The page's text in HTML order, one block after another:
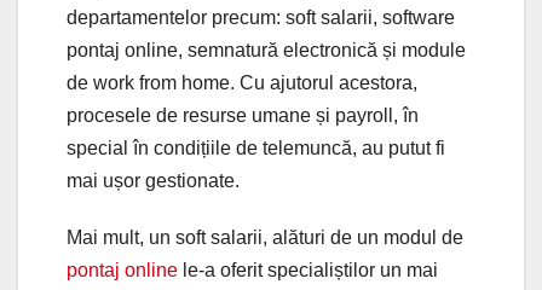
departamentelor precum: soft salarii, software
pontaj online, semnatură electronică și module
de work from home. Cu ajutorul acestora,
procesele de resurse umane și payroll, în
special în condițiile de telemuncă, au putut fi
mai ușor gestionate.
Mai mult, un soft salarii, alături de un modul de
pontaj online le-a oferit specialiștilor un mai